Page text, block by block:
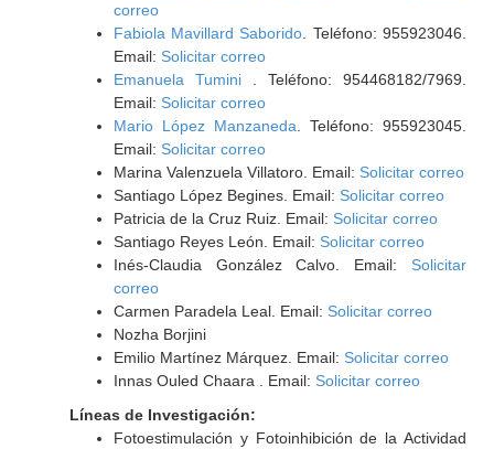
correo
Fabiola Mavillard Saborido . Teléfono: 955923046.
Email: Solicitar correo
Emanuela Tumini
. Teléfono: 954468182/7969.
Email: Solicitar correo
Mario López Manzaneda . Teléfono: 955923045.
Email: Solicitar correo
Marina Valenzuela Villatoro. Email: Solicitar correo
Santiago López Begines. Email: Solicitar correo
Patricia de la Cruz Ruiz. Email: Solicitar correo
Santiago Reyes León. Email: Solicitar correo
Inés-Claudia González Calvo. Email: Solicitar
correo
Carmen Paradela Leal. Email: Solicitar correo
Nozha Borjini
Emilio Martínez Márquez. Email: Solicitar correo
Innas Ouled Chaara . Email: Solicitar correo
Líneas de Investigación:
Fotoestimulación y Fotoinhibición de la Actividad